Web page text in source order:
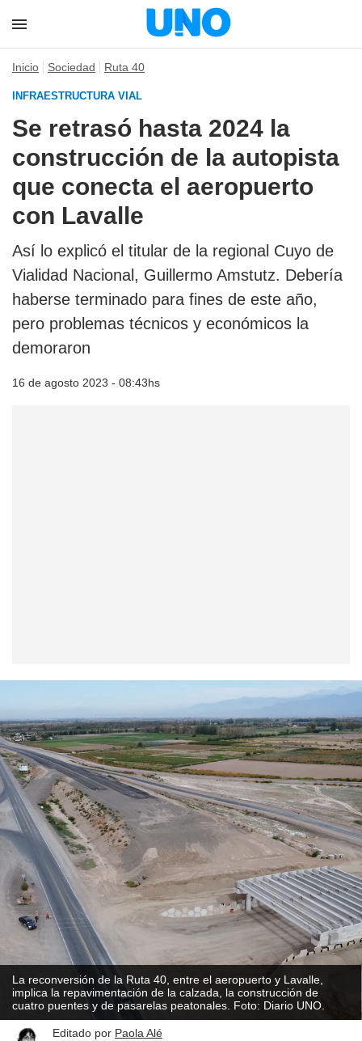
Inicio Sociedad Ruta 40
INFRAESTRUCTURA VIAL
Se retrasó hasta 2024 la
construcción de la autopista
que conecta el aeropuerto
con Lavalle
Así lo explicó el titular de la regional Cuyo de
Vialidad Nacional, Guillermo Amstutz. Debería
haberse terminado para fines de este año,
pero problemas técnicos y económicos la
demoraron
16 de agosto 2023 - 08:43hs
La reconversión de la Ruta 40, entre el aeropuerto y Lavalle,
implica la repavimentación de la calzada, la construcción de
cuatro puentes y de pasarelas peatonales. Foto: Diario UNO.
Editado por Paola Alé